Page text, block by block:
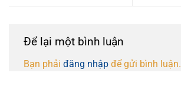
Để lại một bình luận
Bạn phải đăng nhập để gửi bình luận.